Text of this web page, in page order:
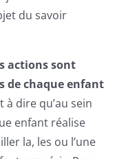
du savoir
actions sont
de chaque enfant
à dire qu’au sein
enfant réalise
la, les ou l’une